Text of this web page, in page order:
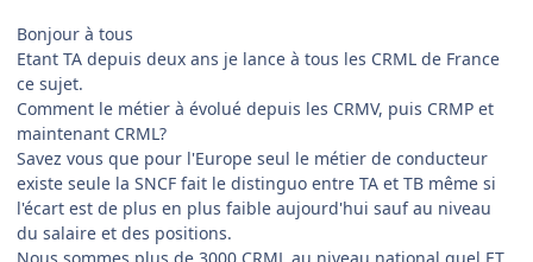
Bonjour à tous
Etant TA depuis deux ans je lance à tous les CRML de France
ce sujet.
Comment le métier à évolué depuis les CRMV, puis CRMP et
maintenant CRML?
Savez vous que pour l'Europe seul le métier de conducteur
existe seule la SNCF fait le distinguo entre TA et TB même si
l'écart est de plus en plus faible aujourd'hui sauf au niveau
du salaire et des positions.